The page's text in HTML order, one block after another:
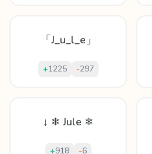
「J_u_l_e」
+1225 -297
↓ ❄ Jule ❄
+918 -6